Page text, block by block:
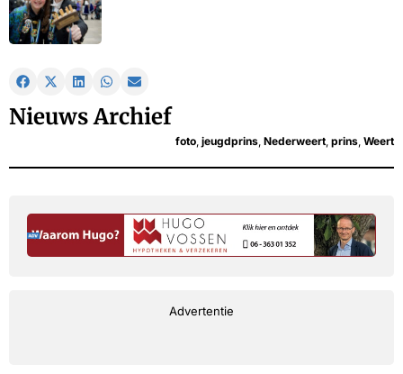
Nieuws Archief
foto jeugdprins Nederweert prins Weert
Advertentie